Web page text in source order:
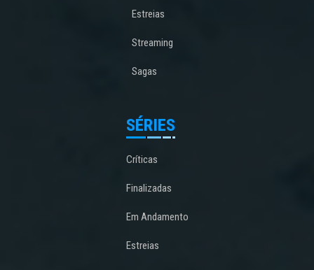
Estreias
Streaming
Sagas
SÉRIES
Críticas
Finalizadas
Em Andamento
Estreias